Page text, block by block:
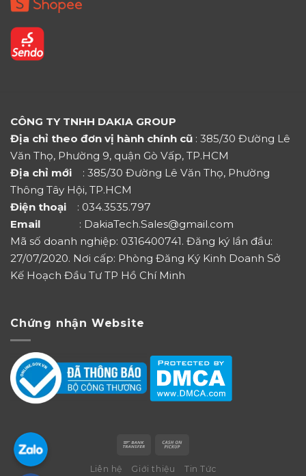
CÔNG TY TNHH DAKIA GROUP
Địa chỉ theo đơn vị hành chính cũ : 385/30 Đường Lê
Văn Thọ, Phường 9, quận Gò Vấp, TP.HCM
Địa chỉ mới
: 385/30 Đường Lê Văn Thọ, Phường
Thông Tây Hội, TP.HCM
Điện thoại : 034.3535.797
Email : DakiaTech.Sales@gmail.com
Mã số doanh nghiệp: 0316400741. Đăng ký lần đầu:
27/07/2020. Nơi cấp: Phòng Đăng Ký Kinh Doanh Sở
Kế Hoạch Đầu Tư TP Hồ Chí Minh
Chứng nhận Website
Liên hệ Giới thiệu Tin Tức